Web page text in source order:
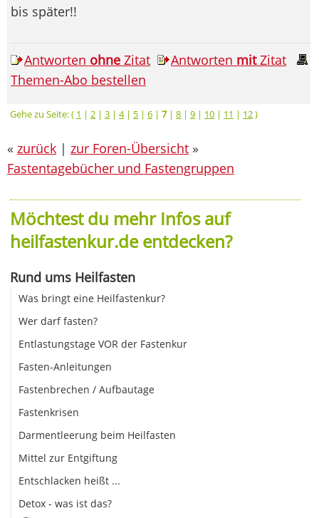
bis später!!
Antworten ohne Zitat Antworten mitZitat
Themen-Abo bestellen
Gehe zu Seite: ( 1 | 2 | 3 | 4| 5 | 6 | 7| 8 | 9 | 10 | 11 | 12)
« zurück | zur Foren-Übersicht »
Fastentagebücher und Fastengruppen
Möchtest du mehr Infos auf
heilfastenkur.de entdecken?
Rund ums Heilfasten
Was bringt eine Heilfastenkur?
Wer darf fasten?
Entlastungstage VOR der Fastenkur
Fasten-Anleitungen
Fastenbrechen / Aufbautage
Fastenkrisen
Darmentleerung beim Heilfasten
Mittel zur Entgiftung
Entschlacken heißt ...
Detox - was ist das?